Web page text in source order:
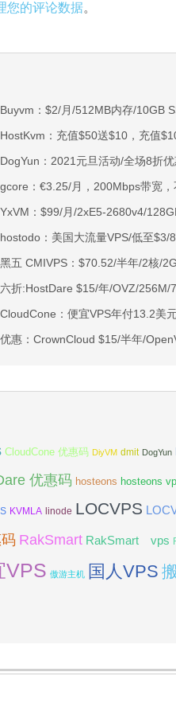
您的评论数据。
不限流量/免费CNIX/支持主流AI
4T流量
年付8折起/新用户下单送30元
1Gbps端口/KVM/深港IX/
选CN2 GIA/AS9929/CMIN2/软银
香港标准区/国内优化网络
起-四核AMD Ryzen7950x/
20GB NVMe空间/6TB流量/
主机/9折月付61元起
日本/保加利亚VPS九折
Buyvm：$2/月/512MB内存/10GB
HostKvm：充值$50送$10，充值
DogYun：2021元旦活动/全场8折
gcore：€3.25/月，200Mbps带宽
YxVM：$99/月/2xE5-2680v4/
hostodo：美国大流量VPS/低至$3/
黑五 CMIVPS：$70.52/半年/2核/
六折:HostDare $15/年/OVZ/256M/
CloudCone：便宜VPS年付13.2美
优惠：CrownCloud $15/半年/
CloudCone 优惠码 DiyVM dmit DogYun
优惠码 hosteons hosteons
KVMLA linode LOCVPS
RakSmart RakSmart vps
VPS 傲游主机 国人VPS